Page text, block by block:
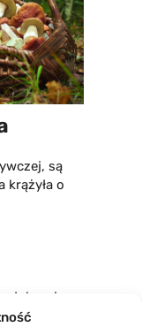
są
krążyła o
co do